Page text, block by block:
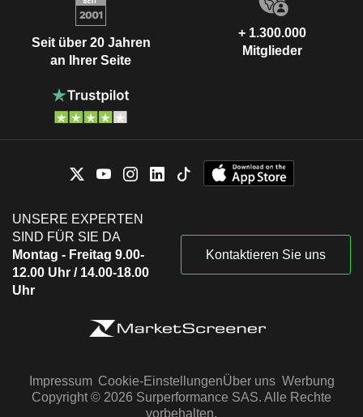
Seit über 20 Jahren
an Ihrer Seite
+ 1.300.000
Mitglieder
UNSERE EXPERTEN
SIND FÜR SIE DA
Montag - Freitag 9.00-
12.00 Uhr / 14.00-18.00
Uhr
Kontaktieren Sie uns
Impressum Cookie-EinstellungenÜber uns Werbung
Copyright © 2026 Surperformance SAS. Alle Rechte
vorbehalten.